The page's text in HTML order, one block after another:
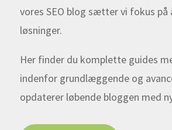
vores SEO blog sætter vi fokus på
løsninger.
Her finder du komplette guides
indenfor grundlæggende og
opdaterer løbende bloggen med